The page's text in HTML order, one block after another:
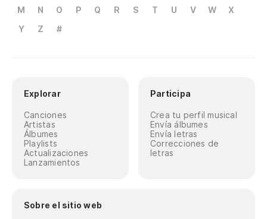
M
N O P Q R S T U V W
X
Y
Z #
Explorar
Canciones
Artistas
Álbumes
Playlists
Actualizaciones
Lanzamientos
Participa
Crea tu perfil musical
Envía álbumes
Envía letras
Correcciones de
letras
Sobre el sitio web